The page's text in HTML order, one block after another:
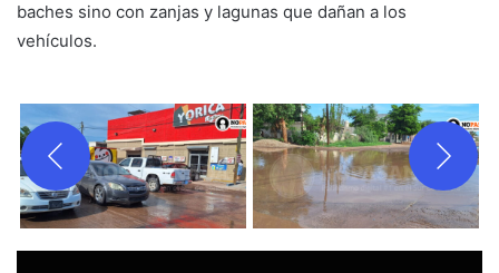
baches sino con zanjas y lagunas que dañan a los
vehículos.